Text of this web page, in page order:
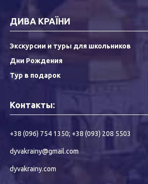
ДИВА КРАЇНИ
Экскурсии и туры для школьников
Дни Рождения
Тур в подарок
Контакты:
+38 (096) 754 1350; +38 (093) 208 5503
dyvakrainy@gmail.com
dyvakrainy.com